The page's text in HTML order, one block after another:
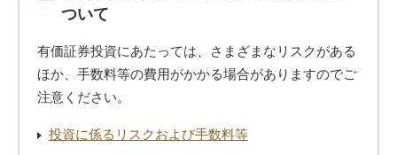
ついて
有価証券投資にあたっては、さまざまなリスクがある
ほか、手数料等の費用がかかる場合がありますのでご
注意ください。
投資に係るリスクおよび手数料等